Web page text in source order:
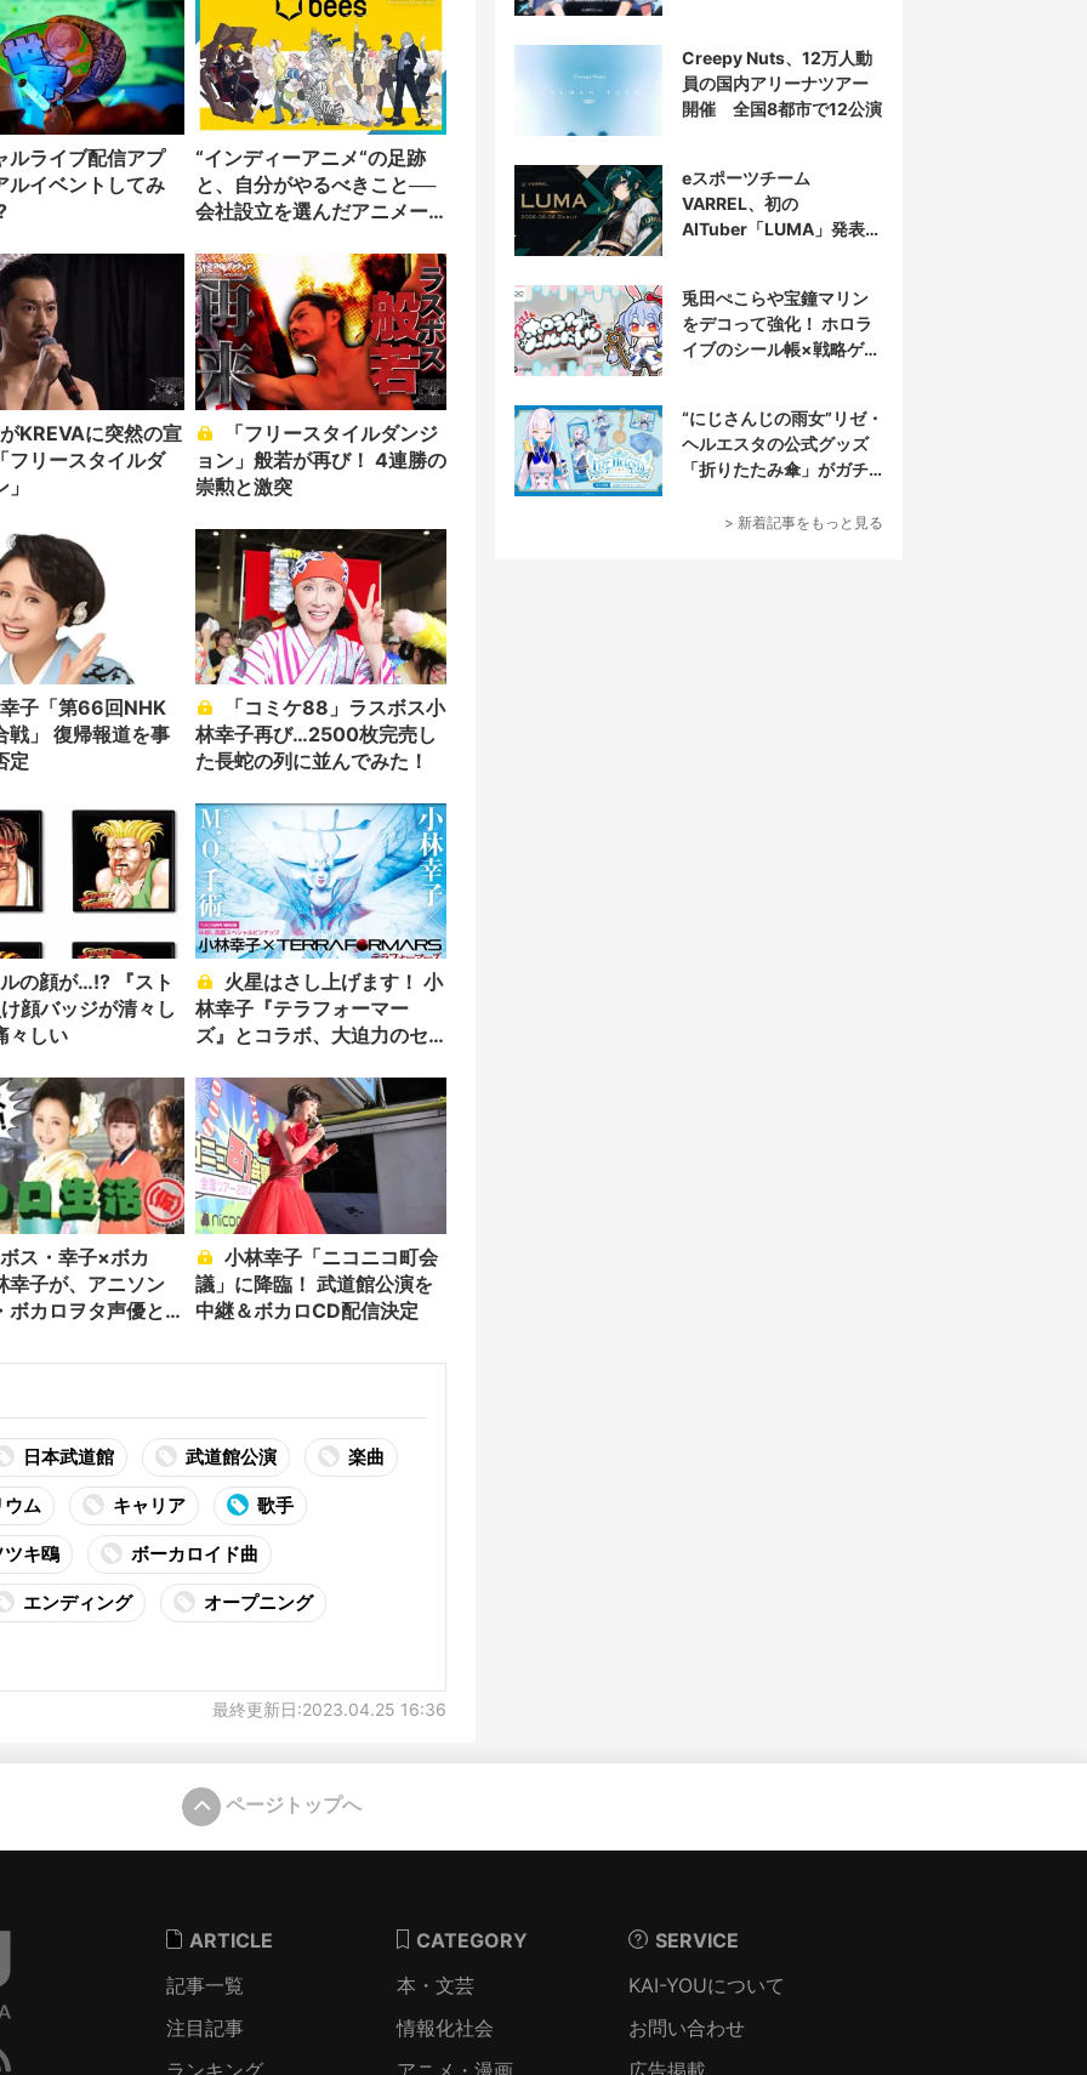
ルライブ配信アプ
ルイベントしてみ
“インディーアニメ“の足跡
と、自分がやるべきこと──
会社設立を選んだアニメー
フリースタイルダ
ョン」般若が再び！ 4連勝の
崇勲と激突
戦」 復帰報道を事
定
林幸子再び…2500枚完売し
た長蛇の列に並んでみた！
顔バッジが清々し
々しい
林幸子『テラフォーマー
ズ』とコラボ、大迫力のセ
幸子が、アニソン
ボカロヲタ声優と3
議」に降臨！ 武道館公演を
中継＆ボカロCD配信決定
日本武道館 武道館公演 楽曲
ム キャリア 歌手
ツキ鴎 ボーカロイド曲
エンディング オープニング
最終更新日:2023.04.25 16:36
Creepy Nuts、12万人動
員の国内アリーナツアー
開催 全国8都市で12公演
eスポーツチーム
VARREL、初の
AITuber「LUMA」発表
兎田ぺこらや宝鐘マリン
をデコって強化！ ホロラ
イブのシール帳×戦略ゲー
“にじさんじの雨女”リゼ・
ヘルエスタの公式グッズ
「折りたたみ傘」がガチ
> 新着記事をもっと見る
ページトップへ
ARTICLE
記事一覧
注目記事
ランキング
CATEGORY
本・文芸
情報化社会
アニメ・漫画
SERVICE
KAI-YOUについて
お問い合わせ
広告掲載